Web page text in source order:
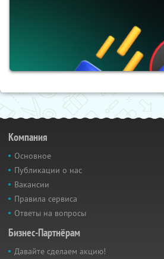
Компания
Основное
Публикации о нас
Вакансии
Правила сервиса
Ответы на вопросы
Бизнес-Партнёрам
Давайте сделаем акцию!